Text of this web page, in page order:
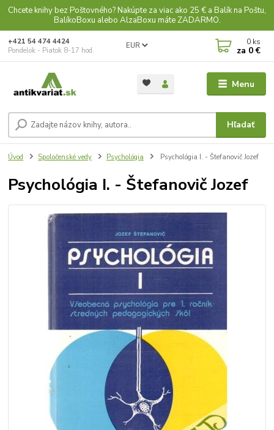
Chcete knihy bez Poštovného? Nakúpte za viac ako 25 € a Balík na Poštu,
BalíkoBoxu alebo AlzaBoxu máte ZADARMO.
Menu
EUR
Hľadať
+421 54 474 4424
Pondelok - Piatok 8-17 hod.
0 ks
za 0 €
Úvod Spoločenské vedy Psychológia Psychológia I. - Štefanovič Jozef
Psychológia I. - Štefanovič Jozef